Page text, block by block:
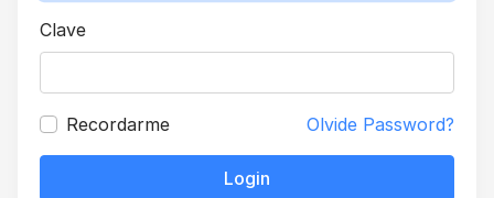
Clave
Recordarme Olvide Password?
Login